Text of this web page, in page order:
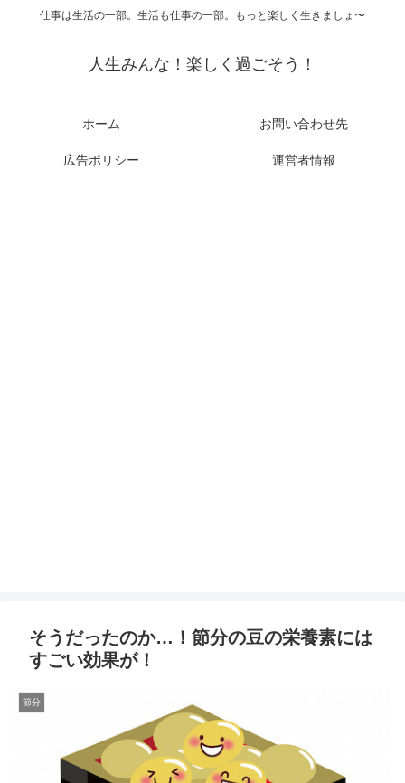
仕事は生活の一部。生活も仕事の一部。もっと楽しく生きましょ〜
人生みんな！楽しく過ごそう！
ホーム お問い合わせ先
広告ポリシー 運営者情報
そうだったのか…！節分の豆の栄養素には
すごい効果が！
節分